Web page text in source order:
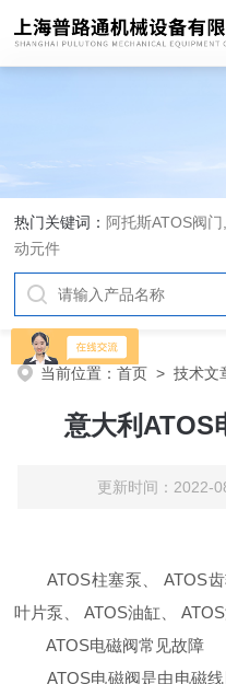
热门关键词： 阿托斯ATOS阀
动元件
当前位置：首页 >技术文
意大利ATOS
更新时间：
ATOS柱塞泵、 ATOS齿
叶片泵、 ATOS油缸、
ATOS电磁阀常见故障
ATOS电磁阀是由电磁线